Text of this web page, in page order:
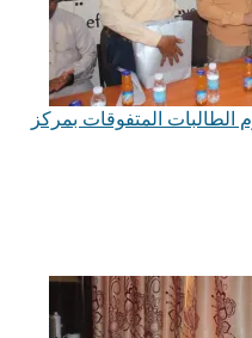
الطالبات المتفوقات بمركز